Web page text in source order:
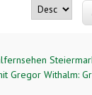
Gregor Withalm: